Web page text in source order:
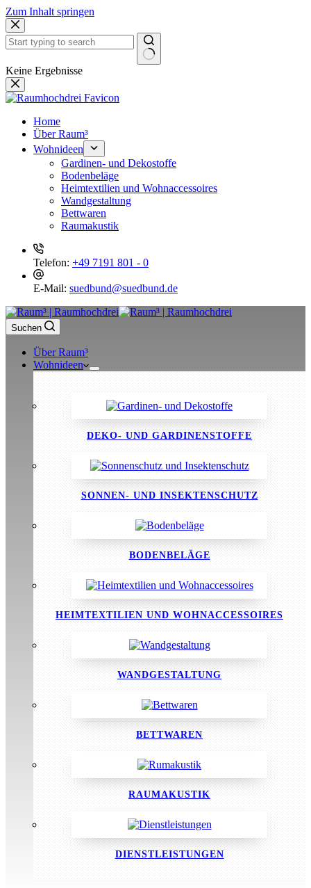
Zum Inhalt springen
Keine Ergebnisse
Home
Über Raum³
Wohnideen
Gardinen- und Dekostoffe
Bodenbeläge
Heimtextilien und Wohnaccessoires
Wandgestaltung
Bettwaren
Raumakustik
Telefon: +49 7191 801 - 0
E-Mail: suedbund@suedbund.de
Suchen
Über Raum³
Wohnideen
DEKO- UND GARDINENSTOFFE
SONNEN- UND INSEKTENSCHUTZ
BODENBELÄGE
HEIMTEXTILIEN UND WOHNACCESSOIRES
WANDGESTALTUNG
BETTWAREN
RAUMAKUSTIK
DIENSTLEISTUNGEN